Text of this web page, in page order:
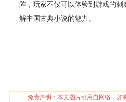
阵，玩家不仅可以体验到游戏的刺
解中国古典小说的魅力。
免责声明：本文图片引用自网络，如